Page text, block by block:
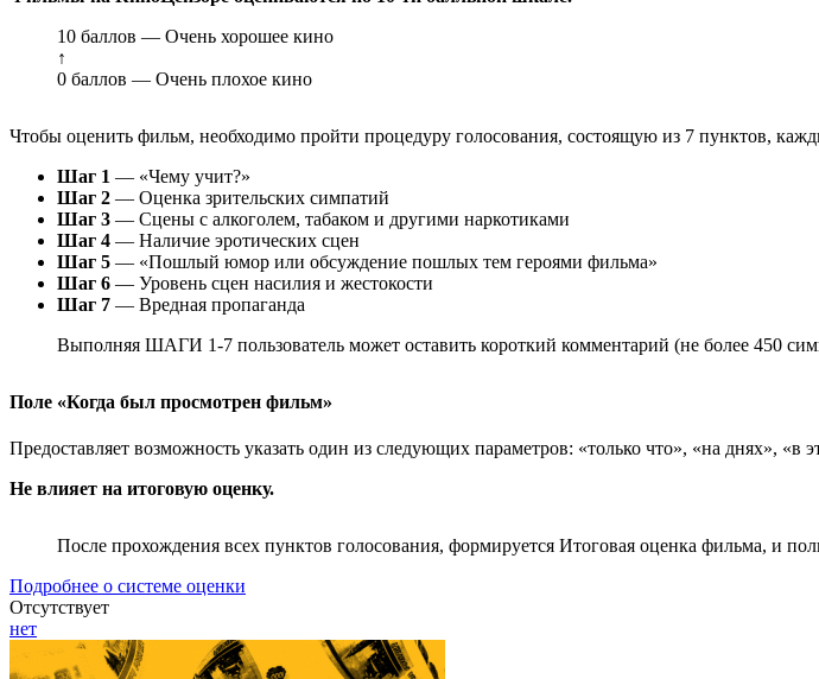
10 баллов — Очень хорошее кино
↑
0 баллов — Очень плохое кино
Чтобы оценить фильм, необходимо пройти процедуру голосования, состоящую из 7 пунктов,
Шаг 1 — «Чему учит?»
Шаг 2 — Оценка зрительских симпатий
Шаг 3 — Сцены с алкоголем, табаком и другими наркотиками
Шаг 4 — Наличие эротических сцен
Шаг 5 — «Пошлый юмор или обсуждение пошлых тем героями фильма»
Шаг 6 — Уровень сцен насилия и жестокости
Шаг 7 — Вредная пропаганда
Выполняя ШАГИ 1-7 пользователь может оставить короткий комментарий (не более 450
Поле «Когда был просмотрен фильм»
Предоставляет возможность указать один из следующих параметров: «только что», «на днях», «в
Не влияет на итоговую оценку.
После прохождения всех пунктов голосования, формируется Итоговая оценка фильма, и
Подробнее о системе оценки
Отсутствует
нет